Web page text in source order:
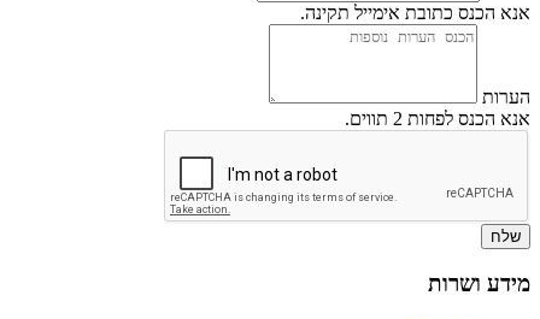
אנא הכנס כתובת אימייל תקינה.
הערות
אנא הכנס לפחות 2 תווים.
שלח
מידע ושרות